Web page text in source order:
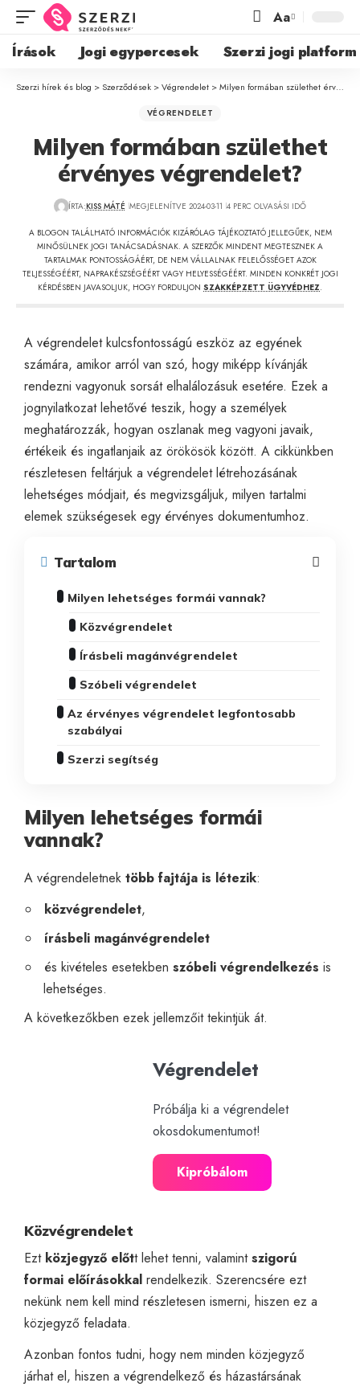
Aa
Írások Jogi egypercesek Szerzi jogi platform
Szerzi hírek és blog > Szerződések >Végrendelet >Milyen formában születhet érvényes végrendelet?
VÉGRENDELET
Milyen formában születhet
érvényes végrendelet?
ÍRTA:KISS MÁTÉ MEGJELENÍTVE 2024-03-11 4 PERC OLVASÁSI IDŐ
A BLOGON TALÁLHATÓ INFORMÁCIÓK KIZÁRÓLAG TÁJÉKOZTATÓ JELLEGŰEK, NEM
MINŐSÜLNEK JOGI TANÁCSADÁSNAK. A SZERZŐK MINDENT MEGTESZNEK A
TARTALMAK PONTOSSÁGÁÉRT, DE NEM VÁLLALNAK FELELŐSSÉGET AZOK
TELJESSÉGÉÉRT, NAPRAKÉSZSÉGÉÉRT VAGY HELYESSÉGÉÉRT. MINDEN KONKRÉT JOGI
KÉRDÉSBEN JAVASOLJUK, HOGY FORDULJON SZAKKÉPZETT ÜGYVÉDHEZ.
A végrendelet kulcsfontosságú eszköz az egyének
számára, amikor arról van szó, hogy miképp kívánják
rendezni vagyonuk sorsát elhalálozásuk esetére. Ezek a
jognyilatkozat lehetővé teszik, hogy a személyek
meghatározzák, hogyan oszlanak meg vagyoni javaik,
értékeik és ingatlanjaik az örökösök között. A cikkünkben
részletesen feltárjuk a végrendelet létrehozásának
lehetséges módjait, és megvizsgáljuk, milyen tartalmi
elemek szükségesek egy érvényes dokumentumhoz.
Tartalom
Milyen lehetséges formái vannak?
Közvégrendelet
Írásbeli magánvégrendelet
Szóbeli végrendelet
Az érvényes végrendelet legfontosabb
szabályai
Szerzi segítség
Milyen lehetséges formái
vannak?
A végrendeletnek több fajtája is létezik:
közvégrendelet,
írásbeli magánvégrendelet
és kivételes esetekben szóbeli végrendelkezés is
lehetséges.
A következőkben ezek jellemzőit tekintjük át.
Végrendelet
Próbálja ki a végrendelet
okosdokumentumot!
Kipróbálom
Közvégrendelet
Ezt közjegyző előtt lehet tenni, valamintszigorú
formai előírásokkal rendelkezik. Szerencsére ezt
nekünk nem kell mind részletesen ismerni, hiszen ez a
közjegyző feladata.
Azonban fontos tudni, hogy nem minden közjegyző
járhat el, hiszen a végrendelkező és házastársának